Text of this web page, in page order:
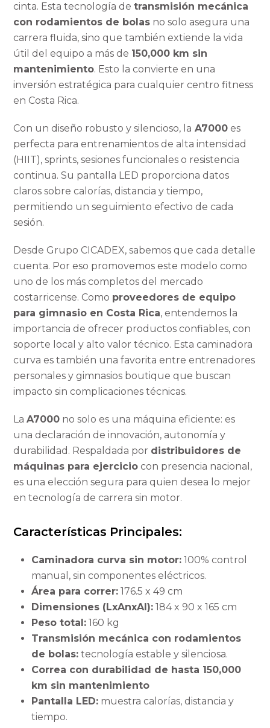
cinta. Esta tecnología detransmisión mecánica
con rodamientos de bolas no solo asegura una
carrera fluida, sino que también extiende la vida
útil del equipo a más de 150,000 km sin
mantenimiento. Esto la convierte en una
inversión estratégica para cualquier centro fitness
en Costa Rica.
Con un diseño robusto y silencioso, la A7000 es
perfecta para entrenamientos de alta intensidad
(HIIT), sprints, sesiones funcionales o resistencia
continua. Su pantalla LED proporciona datos
claros sobre calorías, distancia y tiempo,
permitiendo un seguimiento efectivo de cada
sesión.
Desde Grupo CICADEX, sabemos que cada detalle
cuenta. Por eso promovemos este modelo como
uno de los más completos del mercado
costarricense. Como proveedores de equipo
para gimnasio en Costa Rica, entendemos la
importancia de ofrecer productos confiables, con
soporte local y alto valor técnico. Esta caminadora
curva es también una favorita entre entrenadores
personales y gimnasios boutique que buscan
impacto sin complicaciones técnicas.
LaA7000 no solo es una máquina eficiente: es
una declaración de innovación, autonomía y
durabilidad. Respaldada por distribuidores de
máquinas para ejercicio con presencia nacional,
es una elección segura para quien desea lo mejor
en tecnología de carrera sin motor.
Características Principales:
Caminadora curva sin motor: 100% control
manual, sin componentes eléctricos.
Área para correr: 176.5 x 49 cm
Dimensiones (LxAnxAl): 184 x 90 x 165 cm
Peso total: 160 kg
Transmisión mecánica con rodamientos
de bolas: tecnología estable y silenciosa.
Correa con durabilidad de hasta 150,000
km sin mantenimiento
Pantalla LED: muestra calorías, distancia y
tiempo.